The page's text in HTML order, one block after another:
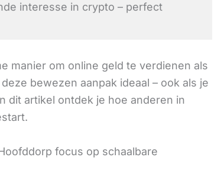
interesse in crypto – perfect
manier om online geld te verdienen als
bewezen aanpak ideaal – ook als je
dit artikel ontdek je hoe anderen in
focus op schaalbare